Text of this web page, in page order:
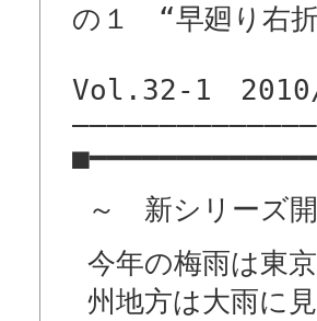
の１ “早廻り右
Vol.32-1
～ 新シリーズ
今年の梅雨は東
州地方は大雨に